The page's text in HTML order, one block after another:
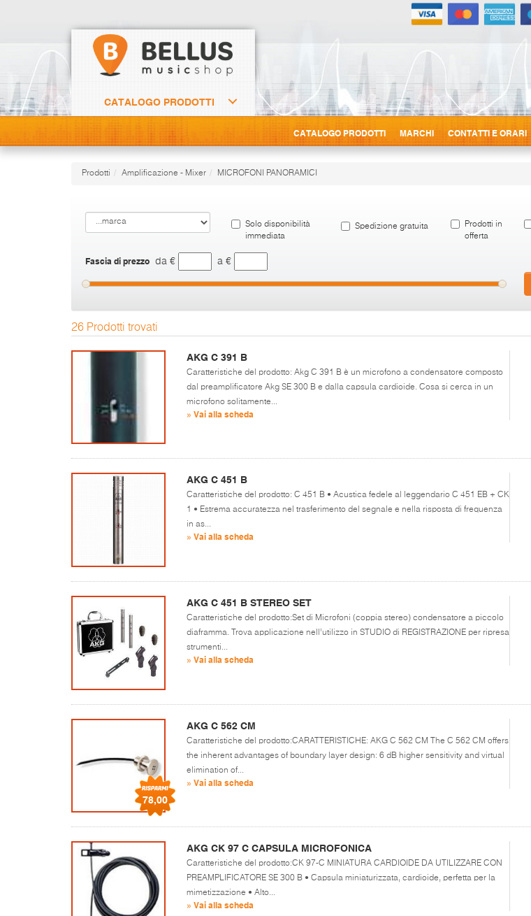
CATALOGO PRODOTTI
CATALOGO PRODOTTI MARCHI CONTATTI E ORARI
Prodotti Amplificazione - Mixer MICROFONI PANORAMICI
Solo disponibilità
immediata
Spedizione gratuita
Prodotti in
offerta
Fascia di prezzo da € a €
26 Prodotti trovati
AKG C 391 B
Caratteristiche del prodotto: Akg C 391 B è un microfono a condensatore composto
dal preamplificatore Akg SE 300 B e dalla capsula cardioide. Cosa si cerca in un
microfono solitamente...
» Vai alla scheda
AKG C 451 B
Caratteristiche del prodotto: C 451 B • Acustica fedele al leggendario C 451 EB + CK
1 • Estrema accuratezza nel trasferimento del segnale e nella risposta di frequenza
in as...
» Vai alla scheda
AKG C 451 B STEREO SET
Caratteristiche del prodotto:Set di Microfoni (coppia stereo) condensatore a piccolo
diaframma. Trova applicazione nell’utilizzo in STUDIO di REGISTRAZIONE per ripresa
strumenti...
» Vai alla scheda
78,00
AKG C 562 CM
Caratteristiche del prodotto:CARATTERISTICHE: AKG C 562 CM The C 562 CM offers
the inherent advantages of boundary layer design: 6 dB higher sensitivity and virtual
elimination of...
» Vai alla scheda
AKG CK 97 C CAPSULA MICROFONICA
Caratteristiche del prodotto:CK 97-C MINIATURA CARDIOIDE DA UTILIZZARE CON
PREAMPLIFICATORE SE 300 B • Capsula miniaturizzata, cardioide, perfetta per la
mimetizzazione • Alto...
» Vai alla scheda